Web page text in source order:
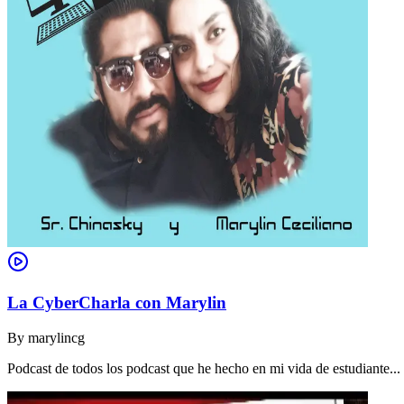
La CyberCharla con Marylin
By marylincg
Podcast de todos los podcast que he hecho en mi vida de